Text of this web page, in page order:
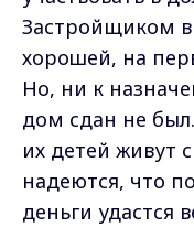
Застройщиком
хорошей, на
Но, ни к
дом сдан не
их детей живут
надеются, что
деньги удастся